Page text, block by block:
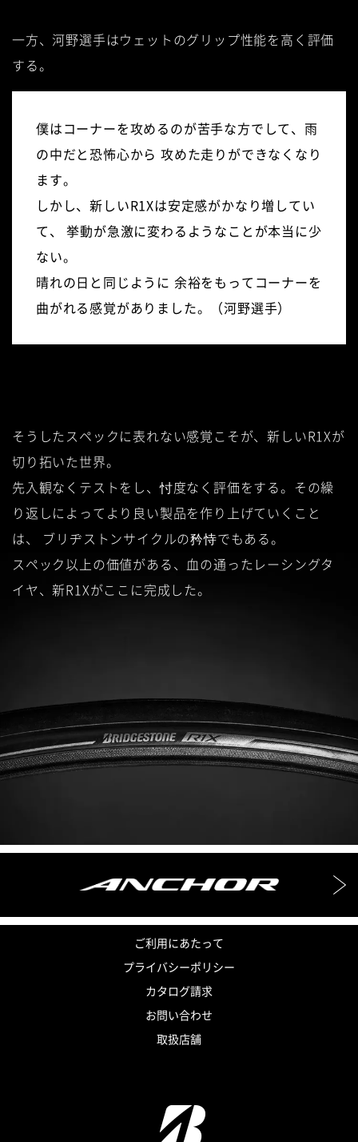
一方、河野選手はウェットのグリップ性能を高く評価
する。
僕はコーナーを攻めるのが苦手な方でして、雨
の中だと恐怖心から 攻めた走りができなくなり
ます。
しかし、新しいR1Xは安定感がかなり増してい
て、
挙動が急激に変わるようなことが本当に少
ない。
晴れの日と同じように 余裕をもってコーナーを
曲がれる感覚がありました。（河野選手）
そうしたスペックに表れない感覚こそが、新しいR1Xが
切り拓いた世界。
先入観なくテストをし、忖度なく評価をする。その繰
り返しによってより良い製品を作り上げていくこと
は、
ブリヂストンサイクルの矜恃でもある。
スペック以上の価値がある、血の通ったレーシングタ
イヤ、新R1Xがここに完成した。
ご利用にあたって
プライバシーポリシー
カタログ請求
お問い合わせ
取扱店舗